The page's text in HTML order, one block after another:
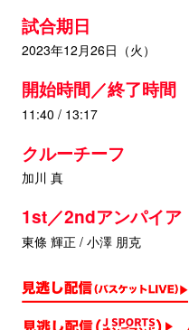
試合期日
2023年12月26日（火）
開始時間／終了時間
11:40 / 13:17
クルーチーフ
加川 真
1st／2ndアンパイア
東條 輝正 / 小澤 朋克